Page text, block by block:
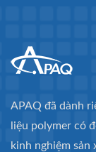
APAQ đã dành
liệu polymer có
kinh nghiệm sản